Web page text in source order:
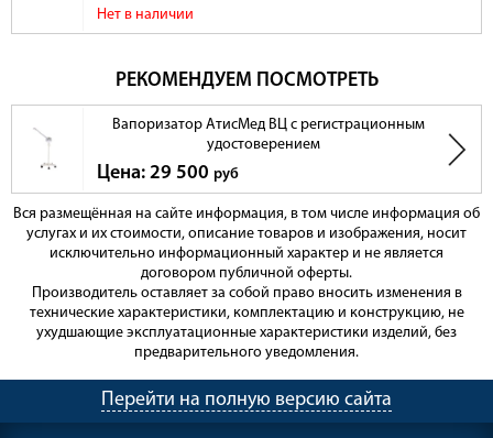
Нет в наличии
РЕКОМЕНДУЕМ ПОСМОТРЕТЬ
Вапоризатор АтисМед ВЦ с регистрационным
удостоверением
Цена: 29 500 руб
Вся размещённая на сайте информация, в том числе информация об
услугах и их стоимости, описание товаров и изображения, носит
исключительно информационный характер и не является
договором публичной оферты.
Производитель оставляет за собой право вносить изменения в
технические характеристики, комплектацию и конструкцию, не
ухудшающие эксплуатационные характеристики изделий, без
предварительного уведомления.
Перейти на полную версию сайта